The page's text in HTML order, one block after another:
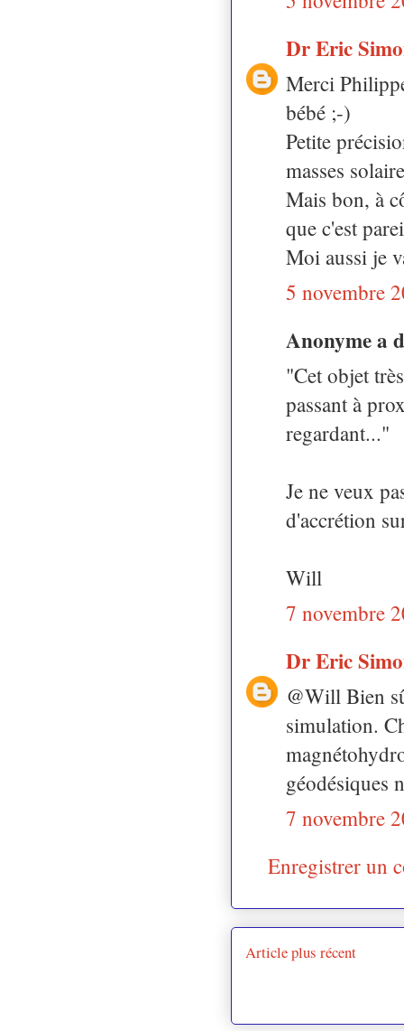
Dr Eric
Merci
bébé ;-)
Petite
masses
Mais bon, à
que c'est
Moi aussi je
5 novembre
Anonyme a
"Cet objet
passant à
regardant..."
Je ne veux
d'accrétion
Will
7 novembre
Dr Eric
@Will Bien
simulation.
géodésiques
7 novembre
Enregistrer un
Article plus récent